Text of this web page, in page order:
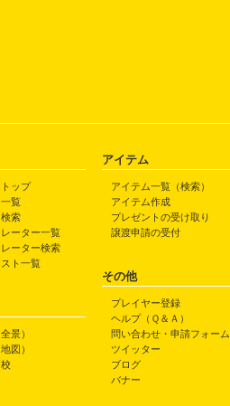
ップ
覧
索
ーター一覧
ーター検索
ト一覧
景）
図）
アイテム
アイテム一覧（検索）
アイテム作成
プレゼントの受け取り
譲渡申請の受付
その他
プレイヤー登録
ヘルプ（Ｑ＆Ａ）
問い合わせ・申請フォーム
ツイッター
ブログ
バナー